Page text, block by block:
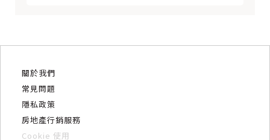
關於我們
常見問題
隱私政策
房地產行銷服務
Cookie 使用